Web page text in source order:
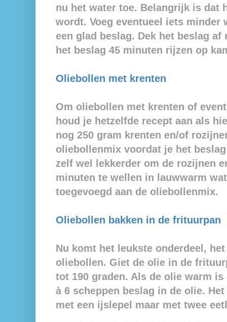
nu het water toe. Belangrijk is dat
wordt. Voeg eventueel iets minder
een glad beslag. Dek het beslag
het beslag 45 minuten rijzen op
Oliebollen met krenten
Om oliebollen met krenten of
houd je hetzelfde recept aan als
nog 250 gram krenten en/of
oliebollenmix voordat je het
zelf wel lekkerder om de rozijnen
minuten te wellen in lauwwarm
toegevoegd aan de oliebollenmix.
Oliebollen bakken in de frituurpan
Nu komt het leukste onderdeel,
oliebollen. Giet de olie in de
tot 190 graden. Als de olie warm is
à 6 scheppen beslag in de olie.
met een ijslepel maar met twee